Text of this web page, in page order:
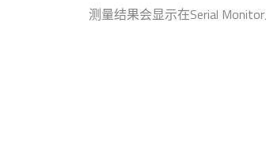
测量结果会显示在Serial